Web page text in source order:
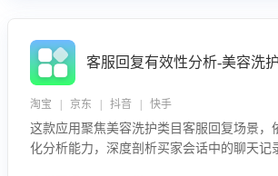
客服回复有效性分析-美容洗
淘宝 | 京东 | 抖音 | 快手
这款应用聚焦美容洗护类目客服回复场景，
化分析能力，深度剖析买家会话中的聊天记